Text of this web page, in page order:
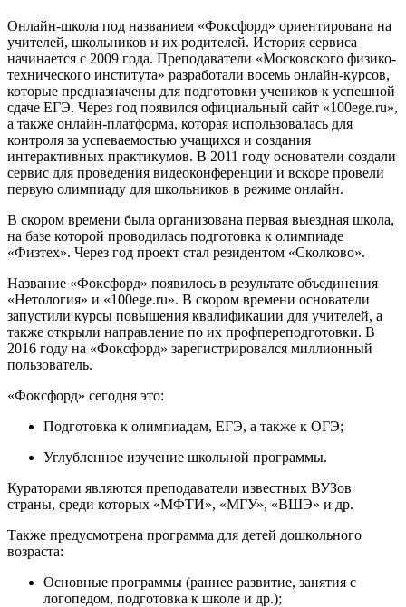
Онлайн-школа под названием «Фоксфорд» ориентирована на
учителей, школьников и их родителей. История сервиса
начинается с 2009 года. Преподаватели «Московского физико-
технического института» разработали восемь онлайн-курсов,
которые предназначены для подготовки учеников к успешной
сдаче ЕГЭ. Через год появился официальный сайт «100ege.ru»,
а также онлайн-платформа, которая использовалась для
контроля за успеваемостью учащихся и создания
интерактивных практикумов. В 2011 году основатели создали
сервис для проведения видеоконференции и вскоре провели
первую олимпиаду для школьников в режиме онлайн.
В скором времени была организована первая выездная школа,
на базе которой проводилась подготовка к олимпиаде
«Физтех». Через год проект стал резидентом «Сколково».
Название «Фоксфорд» появилось в результате объединения
«Нетология» и «100ege.ru». В скором времени основатели
запустили курсы повышения квалификации для учителей, а
также открыли направление по их профпереподготовки. В
2016 году на «Фоксфорд» зарегистрировался миллионный
пользователь.
«Фоксфорд» сегодня это:
Подготовка к олимпиадам, ЕГЭ, а также к ОГЭ;
Углубленное изучение школьной программы.
Кураторами являются преподаватели известных ВУЗов
страны, среди которых «МФТИ», «МГУ», «ВШЭ» и др.
Также предусмотрена программа для детей дошкольного
возраста:
Основные программы (раннее развитие, занятия с
логопедом, подготовка к школе и др.);